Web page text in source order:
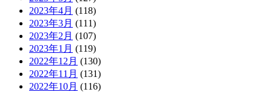
2023年4月 (118)
2023年3月 (111)
2023年2月 (107)
2023年1月 (119)
2022年12月 (130)
2022年11月 (131)
2022年10月 (116)